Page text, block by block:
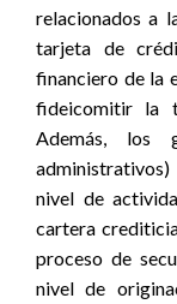
relacionados a
tarjeta de
financiero de la
fideicomitir la
Además, los
nivel de
cartera
proceso de
nivel de